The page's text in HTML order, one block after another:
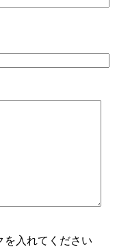
を入れてください